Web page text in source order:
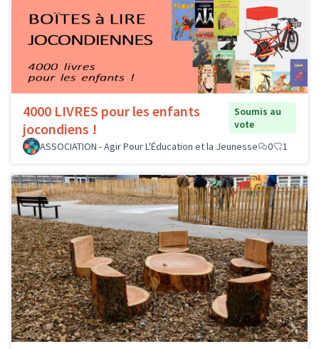
4000 LIVRES pour les enfants
jocondiens !
Soumis au
vote
ASSOCIATION - Agir Pour L'Éducation et la Jeunesse
0 1